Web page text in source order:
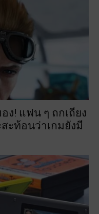
ง! แฟน ๆ ถกเถียง
ะท้อนว่าเกมยังมี